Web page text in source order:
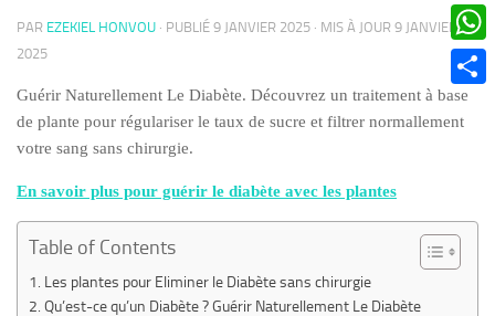
PAR EZEKIEL HONVOU · PUBLIÉ 9 JANVIER 2025 · MIS À JOUR 9 JANVIER
2025
Guérir Naturellement Le Diabète. Découvrez un traitement à base
de plante pour régulariser le taux de sucre et filtrer normallement
votre sang sans chirurgie.
En savoir plus pour guérir le diabète avec les plantes
Table of Contents
Les plantes pour Eliminer le Diabète sans chirurgie
Qu’est-ce qu’un Diabète ? Guérir Naturellement Le Diabète